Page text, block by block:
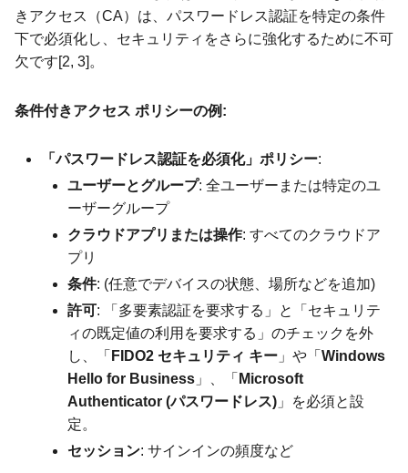
きアクセス（CA）は、パスワードレス認証を特定の条件
下で必須化し、セキュリティをさらに強化するために不可
欠です[2, 3]。
条件付きアクセス ポリシーの例:
「パスワードレス認証を必須化」ポリシー:
ユーザーとグループ: 全ユーザーまたは特定のユ
ーザーグループ
クラウドアプリまたは操作: すべてのクラウドア
プリ
条件: (任意でデバイスの状態、場所などを追加)
許可 : 「多要素認証を要求する」と「セキュリテ
ィの既定値の利用を要求する」のチェックを外
し、「 FIDO2 セキュリティ キー 」や「Windows
Hello for Business 」、「 Microsoft
Authenticator (パスワードレス) 」を必須と設
定。
セッション: サインインの頻度など